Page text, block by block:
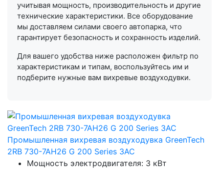
учитывая мощность, производительность и другие
технические характеристики. Все оборудование
мы доставляем силами своего автопарка, что
гарантирует безопасность и сохранность изделий.
Для вашего удобства ниже расположен фильтр по
характеристикам и типам, воспользуйтесь им и
подберите нужные вам вихревые воздуходувки.
Промышленная вихревая воздуходувка GreenTech
2RB 730-7AH26 G 200 Series 3AC
Мощность электродвигателя: 3 кВт